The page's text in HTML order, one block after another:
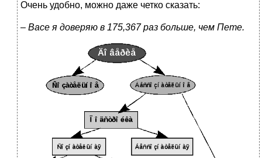
Очень удобно, можно даже четко сказать:
– Васе я доверяю в 175,367 раз больше, чем Пете.